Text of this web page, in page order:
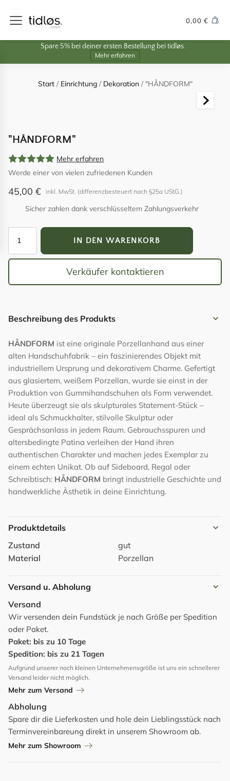
0,00 €
Spare 5% bei deiner ersten Bestellung bei tidløs.
Mehr erfahren
Start/ Einrichtung/ Dekoration/ "HÅNDFORM"
"HÅNDFORM"
Mehr erfahren
Werde einer von vielen zufriedenen Kunden
45,00 € inkl. MwSt. (differenzbesteuert nach §25a UStG.)
Sicher zahlen dank verschlüsseltem Zahlungsverkehr
Menge
IN DEN WARENKORB
Verkäufer kontaktieren
Beschreibung des Produkts
HÅNDFORM ist eine originale Porzellanhand aus einer
alten Handschuhfabrik – ein faszinierendes Objekt mit
industriellem Ursprung und dekorativem Charme. Gefertigt
aus glasiertem, weißem Porzellan, wurde sie einst in der
Produktion von Gummihandschuhen als Form verwendet.
Heute überzeugt sie als skulpturales Statement-Stück –
ideal als Schmuckhalter, stilvolle Skulptur oder
Gesprächsanlass in jedem Raum. Gebrauchsspuren und
altersbedingte Patina verleihen der Hand ihren
authentischen Charakter und machen jedes Exemplar zu
einem echten Unikat. Ob auf Sideboard, Regal oder
Schreibtisch: HÅNDFORM bringt industrielle Geschichte und
handwerkliche Ästhetik in deine Einrichtung.
Produktdetails
Zustand
gut
Material
Porzellan
Versand u. Abholung
Versand
Wir versenden dein Fundstück je nach Größe per Spedition
oder Paket.
Paket: bis zu 10 Tage
Spedition: bis zu 21 Tagen
Aufgrund unserer noch kleinen Unternehmensgröße ist uns ein schnellerer
Versand leider nicht möglich.
Mehr zum Versand
Abholung
Spare dir die Lieferkosten und hole dein Lieblingsstück nach
Terminvereinbareung direkt in unserem Showroom ab.
Mehr zum Showroom